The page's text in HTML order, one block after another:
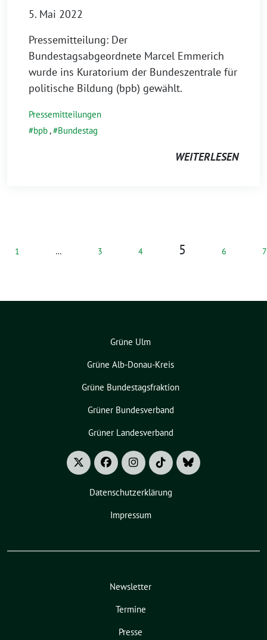
5. Mai 2022
Pressemitteilung: Der
Bundestagsabgeordnete Marcel Emmerich
wurde ins Kuratorium der Bundeszentrale für
politische Bildung (bpb) gewählt.
Pressemitteilungen
bpb, Bundestag
WEITERLESEN
1 … 3 4 5 6 7
Grüne Ulm
Grüne Alb-Donau-Kreis
Grüne Bundestagsfraktion
Grüner Bundesverband
Grüner Landesverband
Datenschutzerklärung
Impressum
Newsletter
Termine
Presse